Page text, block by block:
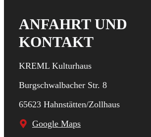
ANFAHRT UND
KONTAKT
KREML Kulturhaus
Burgschwalbacher Str. 8
65623 Hahnstätten/Zollhaus
Google Maps